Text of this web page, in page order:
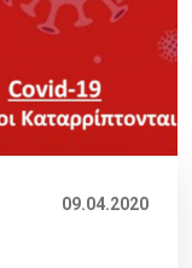
09.04.2020